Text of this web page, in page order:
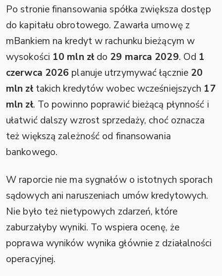
Po stronie finansowania spółka zwiększa dostęp
do kapitału obrotowego. Zawarła umowę z
mBankiem na kredyt w rachunku bieżącym w
wysokości 10 mln złdo 29 marca 2029. Od 1
czerwca 2026 planuje utrzymywać łącznie 20
mln złtakich kredytów wobec wcześniejszych 17
mln zł. To powinno poprawić bieżącą płynność i
ułatwić dalszy wzrost sprzedaży, choć oznacza
też większą zależność od finansowania
bankowego.
W raporcie nie ma sygnałów o istotnych sporach
sądowych ani naruszeniach umów kredytowych.
Nie było też nietypowych zdarzeń, które
zaburzałyby wyniki. To wspiera ocenę, że
poprawa wyników wynika głównie z działalności
operacyjnej.